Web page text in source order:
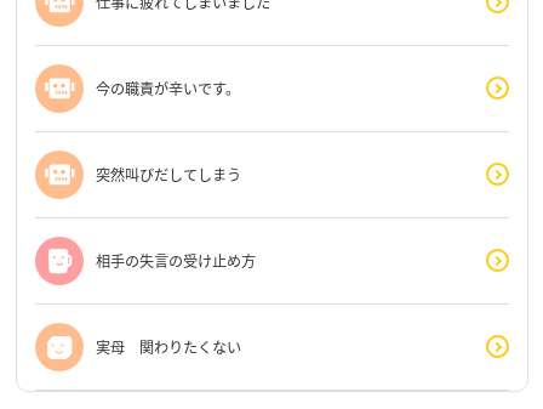
今の職責が辛いです。
突然叫びだしてしまう
相手の失言の受け止め方
実母 関わりたくない